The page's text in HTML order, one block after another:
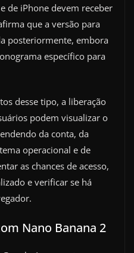
de iPhone devem receber
que a versão para
posteriormente, embora
específico para
desse tipo, a liberação
podem visualizar o
da conta, da
operacional e de
as chances de acesso,
e verificar se há
Nano Banana 2